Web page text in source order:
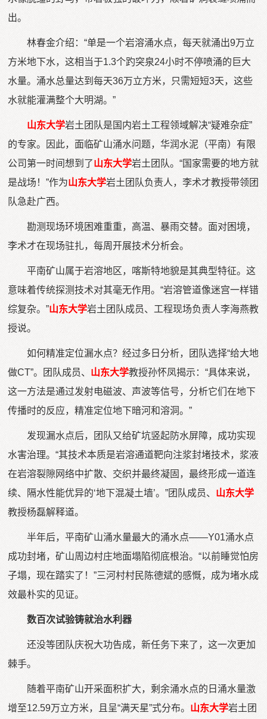
出。
林春金介绍：“单是一个岩溶涌水点，每天就涌出9万立
方米地下水，这相当于1.3个趵突泉24小时不停喷涌的巨大
水量。涌水总量达到每天36万立方米，只需短短3天，这些
水就能灌满整个大明湖。”
山东大学岩土团队是国内岩土工程领域解决“疑难杂症”
的专家。因此，面临矿山涌水问题，华润水泥（平南）有限
公司第一时间想到了山东大学岩土团队。“国家需要的地方就
是战场！”作为山东大学岩土团队负责人，李术才教授带领团
队急赴广西。
勘测现场环境困难重重，高温、暴雨交替。面对困境，
李术才在现场驻扎，每周开展技术分析会。
平南矿山属于岩溶地区，喀斯特地貌是其典型特征。这
意味着传统探测技术对其毫无作用。“岩溶管道像迷宫一样错
综复杂。”山东大学岩土团队成员、工程现场负责人李海燕教
授说。
如何精准定位漏水点？经过多日分析，团队选择“给大地
做CT”。团队成员、 山东大学教授孙怀凤揭示：“具体来说，
这一方法是通过发射电磁波、声波等信号，分析它们在地下
传播时的反应，精准定位地下暗河和溶洞。”
发现漏水点后，团队又给矿坑竖起防水屏障，成功实现
水害治理。“其技术本质是岩溶通道靶向注浆封堵技术，浆液
在岩溶裂隙网络中扩散、交织并最终凝固，最终形成一道连
续、隔水性能优异的‘地下混凝土墙’。”团队成员、 山东大学
教授杨磊解释道。
半年后，平南矿山涌水量最大的涌水点——Y01涌水点
成功封堵，矿山周边村庄地面塌陷彻底根治。“以前睡觉怕房
子塌，现在踏实了！”三河村村民陈德斌的感慨，成为堵水成
效最朴实的见证。
数百次试验铸就治水利器
还没等团队庆祝大功告成，新任务下来了，这一次更加
棘手。
随着平南矿山开采面积扩大，剩余涌水点的日涌水量激
增至12.59万立方米，且呈“满天星”式分布。 山东大学岩土团